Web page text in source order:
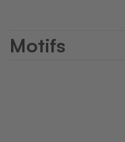
Motifs